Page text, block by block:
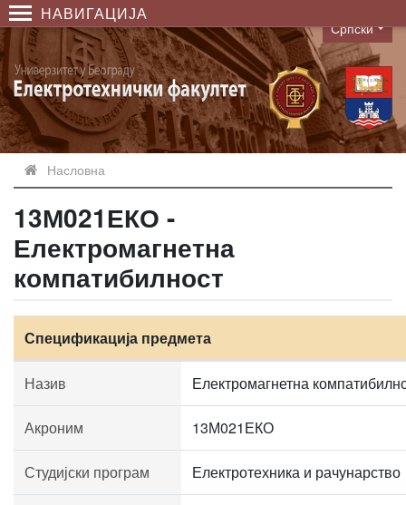
НАВИГАЦИЈА
Language
Српски
Насловна
13М021ЕКО -
Електромагнетна
компатибилност
Спецификација предмета
Назив Електромагнетна
Акроним 13М021ЕКО
Студијски програм Електротехника и рачунарство